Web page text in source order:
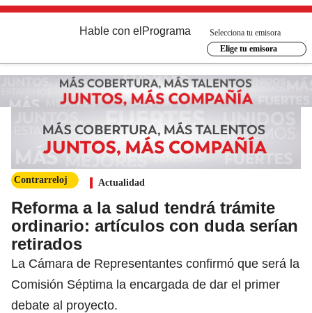
Hable con el Programa
Selecciona tu emisora
Elige tu emisora
Contrarreloj Actualidad
Reforma a la salud tendrá trámite
ordinario: artículos con duda serían
retirados
La Cámara de Representantes confirmó que será la
Comisión Séptima la encargada de dar el primer
debate al proyecto.